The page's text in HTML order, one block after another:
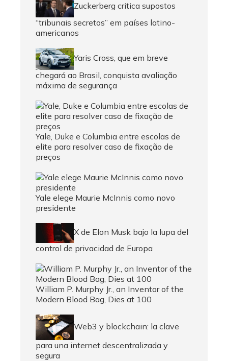
Zuckerberg critica supostos
“tribunais secretos” em países latino-
americanos
Yaris Cross, que em breve
chegará ao Brasil, conquista avaliação
máxima de segurança
Yale, Duke e Columbia entre escolas de
elite para resolver caso de fixação de
preços
Yale elege Maurie McInnis como novo
presidente
X de Elon Musk bajo la lupa del
control de privacidad de Europa
William P. Murphy Jr., an Inventor of the
Modern Blood Bag, Dies at 100
Web3 y blockchain: la clave
para una internet descentralizada y
segura